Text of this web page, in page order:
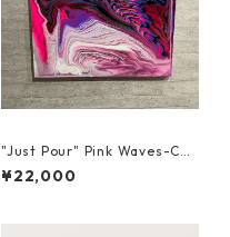
"Just Pour" Pink Waves-Can
vas art-
¥22,000